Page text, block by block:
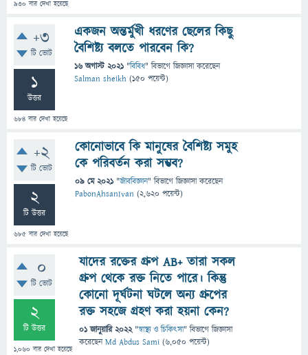
930 বার দেখা হয়েছে
+3
টি ভোট
1
উত্তর
684 বার দেখা হয়েছে
একজন অন্তর্মুখী ধরণের ছেলের কিছু
বৈশিষ্ট্য বলতে পারবেন কি?
16 অগাস্ট 2021 "বিবিধ" বিভাগে জিজ্ঞাসাকরেছেন
Salman sheikh (150 পয়েন্ট)
+2
টি ভোট
2
টি উত্তর
685 বার দেখা হয়েছে
কোনোভাবে কি মানুষের বৈশিষ্ট্য সমুহ
কে পরিবর্তন করা সম্ভব?
09 মে 2021 "জীববিজ্ঞান" বিভাগে জিজ্ঞাসাকরেছেন
PabonAhsanIvan (2,620 পয়েন্ট)
0
টি ভোট
2
টি উত্তর
1,060 বার দেখা হয়েছে
যাদের রক্তের গ্রুপ AB+ তারা সকল
গ্রুপ থেকে রক্ত নিতে পারে। কিন্তু
কোনো দূর্ঘটনা ঘটলে অন্য গ্রুপের
রক্ত সহজে গ্রহণ করা হয়না কেন?
01 জানুয়ারি 2022 "স্বাস্থ্য ও চিকিৎসা" বিভাগে জিজ্ঞাসা
করেছেনMd Abdus Sami (6,050 পয়েন্ট)